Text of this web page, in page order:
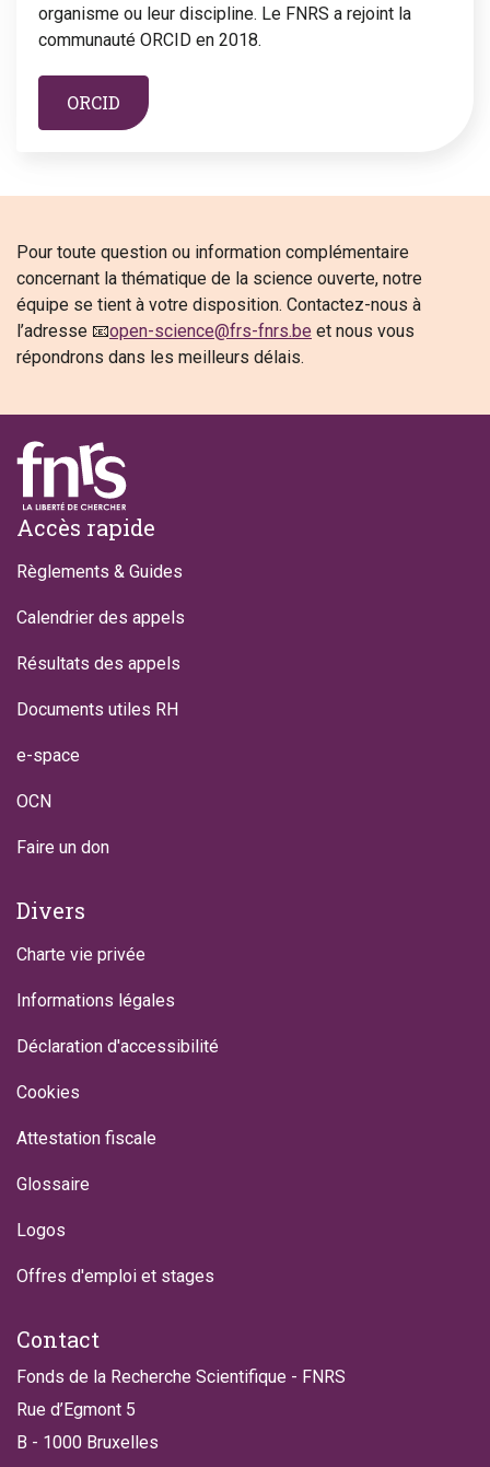
organisme ou leur discipline. Le FNRS a rejoint la
communauté ORCID en 2018.
ORCID
Pour toute question ou information complémentaire
concernant la thématique de la science ouverte, notre
équipe se tient à votre disposition. Contactez-nous à
l’adresse 📧open-science@frs-fnrs.be et nous vous
répondrons dans les meilleurs délais.
Footer
Accès rapide
Règlements & Guides
Calendrier des appels
Résultats des appels
Documents utiles RH
e-space
OCN
Faire un don
Divers
Charte vie privée
Informations légales
Déclaration d'accessibilité
Cookies
Attestation fiscale
Glossaire
Logos
Offres d'emploi et stages
Contact
Fonds de la Recherche Scientifique - FNRS
Rue d’Egmont 5
B - 1000 Bruxelles